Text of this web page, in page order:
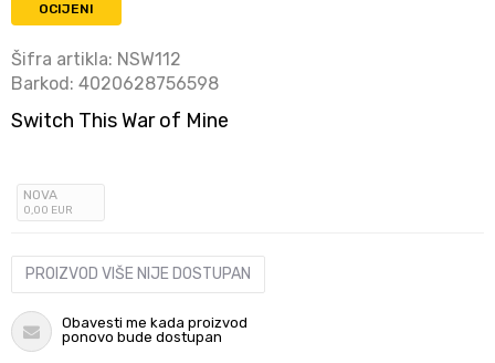
OCIJENI
Šifra artikla: NSW112
Barkod: 4020628756598
Switch This War of Mine
NOVA
0,00 EUR
PROIZVOD VIŠE NIJE DOSTUPAN
Obavesti me kada proizvod
ponovo bude dostupan